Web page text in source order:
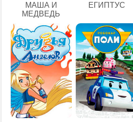
МАША И
МЕДВЕДЬ
ЕГИПТУС